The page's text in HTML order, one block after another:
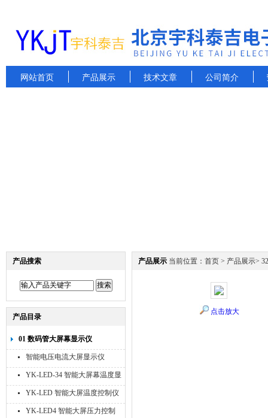
网站首页 产品展示 技术文章 公司简介
产品搜索
产品目录
01 数码管大屏幕显示仪
智能电压电流大屏显示仪
YK-LED-34 智能大屏幕温度显
示仪
YK-LED 智能大屏温度控制仪
YK-LED4 智能大屏压力控制
产品展示 当前位置： 首页 > 产品展示>
点击放大